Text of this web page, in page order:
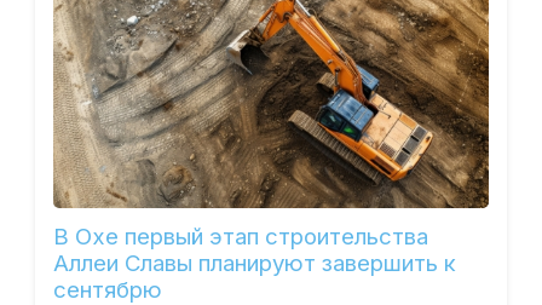
В Охе первый этап строительства
Аллеи Славы планируют завершить к
сентябрю